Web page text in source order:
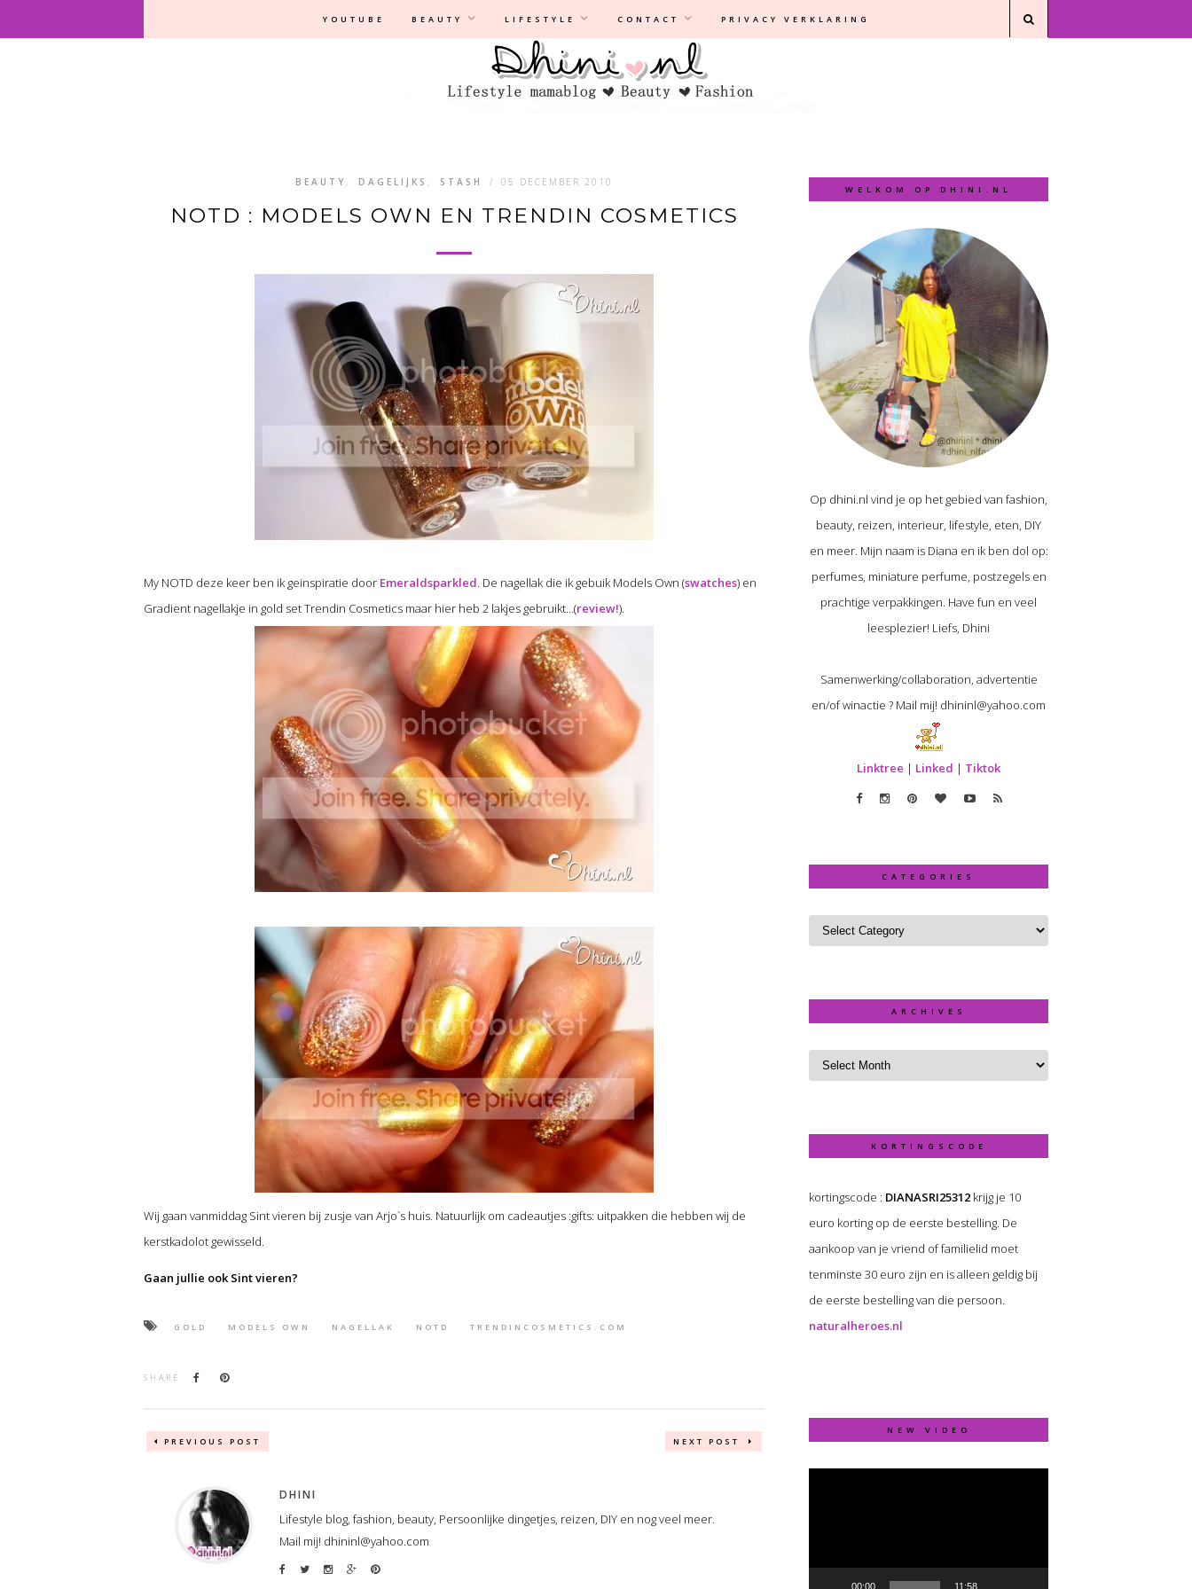
YOUTUBE BEAUTY LIFESTYLE CONTACT PRIVACY VERKLARING
Privacyverklaring |Disclaimer
BEAUTY , DAGELIJKS , STASH / 05 DECEMBER 2010
NOTD : MODELS OWN EN TRENDIN COSMETICS
My NOTD deze keer ben ik geinspiratie door Emeraldsparkled. De nagellak die ik gebuik Models Own (swatches) en
Gradient nagellakje in gold set Trendin Cosmetics maar hier heb 2 lakjes gebruikt…(review!).
Wij gaan vanmiddag Sint vieren bij zusje van Arjo`s huis. Natuurlijk om cadeautjes :gifts: uitpakken die hebben wij de
kerstkadolot gewisseld.
Gaan jullie ook Sint vieren?
GOLD MODELS OWN NAGELLAK NOTD TRENDINCOSMETICS.COM
SHARE
PREVIOUS POST NEXT POST
DHINI
Lifestyle blog, fashion, beauty, Persoonlijke dingetjes, reizen, DIY en nog veel meer.
Mail mij! dhininl@yahoo.com
WELKOM OP DHINI.NL
Op dhini.nl vind je op het gebied van fashion,
beauty, reizen, interieur, lifestyle, eten, DIY
en meer. Mijn naam is Diana en ik ben dol op:
perfumes, miniature perfume, postzegels en
prachtige verpakkingen. Have fun en veel
leesplezier! Liefs, Dhini
Samenwerking/collaboration, advertentie
en/of winactie ? Mail mij! dhininl@yahoo.com
Linktree | Linked | Tiktok
CATEGORIES
ARCHIVES
KORTINGSCODE
kortingscode : DIANASRI25312 krijg je 10
euro korting op de eerste bestelling. De
aankoop van je vriend of familielid moet
tenminste 30 euro zijn en is alleen geldig bij
de eerste bestelling van die persoon.
naturalheroes.nl
NEW VIDEO
Video
00:00 11:58